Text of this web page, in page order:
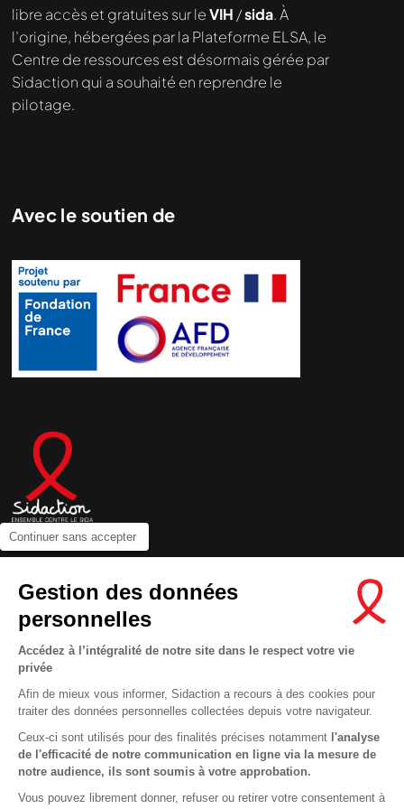
Continuer sans accepter
Gestion des données
personnelles
Accédez à l’intégralité de notre site dans le respect votre vie
privée
Afin de mieux vous informer, Sidaction a recours à des cookies pour
traiter des données personnelles collectées depuis votre navigateur.
Ceux-ci sont utilisés pour des finalités précises notamment l'analyse
de l'efficacité de notre communication en ligne via la mesure de
notre audience, ils sont soumis à votre approbation.
Vous pouvez librement donner, refuser ou retirer votre consentement à
libre accès et gratuites sur leVIH /sida. À
l’origine, hébergées par la Plateforme ELSA, le
Centre de ressources est désormais gérée par
Sidaction qui a souhaité en reprendre le
pilotage.
Avec le soutien de
Newsletter
Nous suivre sur les réseaux :
MENTIONS LÉGALES
CONDITIONS D’UTILISATION ET PROTECTION DES DONNÉES
COOKIES